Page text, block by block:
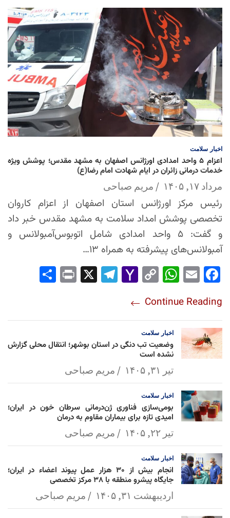
اخبار سلامت
اعزام ۵ واحد امدادی اورژانس اصفهان به مشهد مقدس؛ پوشش ویژه
خدمات درمانی زائران در ایام شهادت امام رضا(ع)
مرداد ۱۷, ۱۴۰۵ مریم صباحی
رئیس مرکز اورژانس استان اصفهان از اعزام کاروان
تخصصی پوشش امداد سلامت به مشهد مقدس خبر داد
و گفت: ۵ واحد امدادی شامل اتوبوس‌آمبولانس و
آمبولانس‌های پیشرفته به همراه ۱۳…
Fac
ok
Em
Wh
Ap
p
Co
Lin
k
Yah
l
Tel
Pri
Continue Reading
اخبار سلامت
وضعیت تب دنگی در استان بوشهر؛ انتقال محلی گزارش
نشده است
تیر ۳۱, ۱۴۰۵ مریم صباحی
اخبار سلامت
بومی‌سازی فناوری ژن‌درمانی سرطان خون در ایران؛
امیدی تازه برای بیماران مقاوم به درمان
تیر ۲۲, ۱۴۰۵ مریم صباحی
اخبار سلامت
انجام بیش از ۳۰ هزار عمل پیوند اعضاء در ایران؛
جایگاه پیشرو منطقه با ۳۸ مرکز تخصصی
اردیبهشت ۳۱, ۱۴۰۵ مریم صباحی